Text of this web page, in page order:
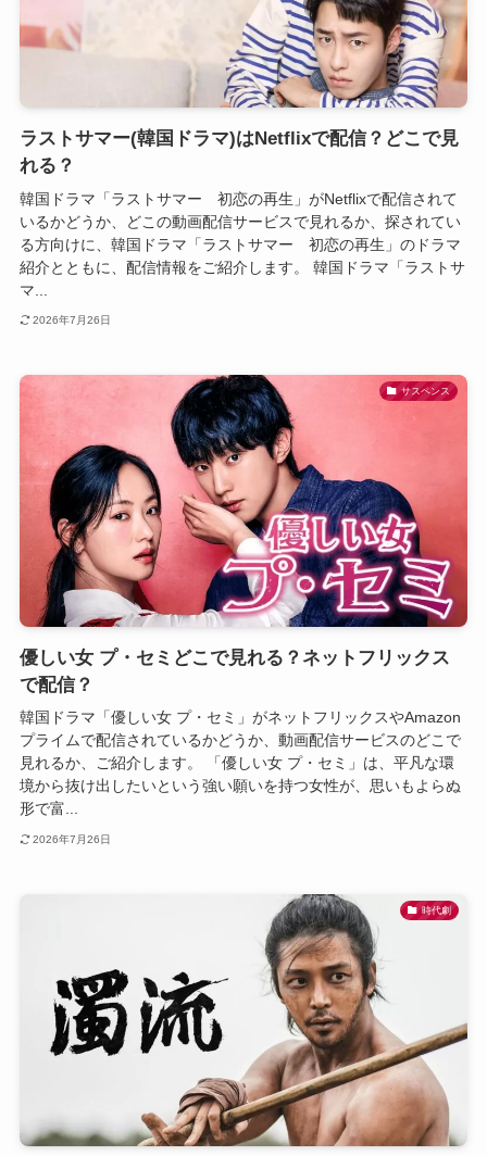
ラストサマー(韓国ドラマ)はNetflixで配信？どこで見
れる？
韓国ドラマ「ラストサマー 初恋の再生」がNetflixで配信されて
いるかどうか、どこの動画配信サービスで見れるか、探されてい
る方向けに、韓国ドラマ「ラストサマー 初恋の再生」のドラマ
紹介とともに、配信情報をご紹介します。 韓国ドラマ「ラストサ
マ...
2026年7月26日
サスペンス
優しい女 プ・セミどこで見れる？ネットフリックス
で配信？
韓国ドラマ「優しい女 プ・セミ」がネットフリックスやAmazon
プライムで配信されているかどうか、動画配信サービスのどこで
見れるか、ご紹介します。 「優しい女 プ・セミ」は、平凡な環
境から抜け出したいという強い願いを持つ女性が、思いもよらぬ
形で富...
2026年7月26日
時代劇